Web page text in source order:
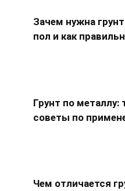
Зачем нужна
пол и как
Грунт по металлу:
советы по
Чем отличается